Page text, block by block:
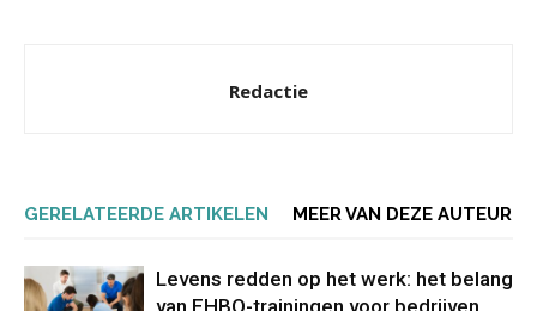
Redactie
GERELATEERDE ARTIKELEN MEER VAN DEZE AUTEUR
Levens redden op het werk: het belang
van EHBO-trainingen voor bedrijven